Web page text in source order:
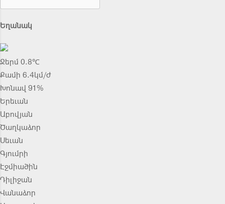
Եղանակ
Ջերմ 0.8℃
Քամի 6.4կմ/ժ
Խոնավ 91%
Երեւան
Աբովյան
Ծաղկաձոր
Սեւան
Գյումրի
Էջմիածին
Դիլիջան
Վանաձոր